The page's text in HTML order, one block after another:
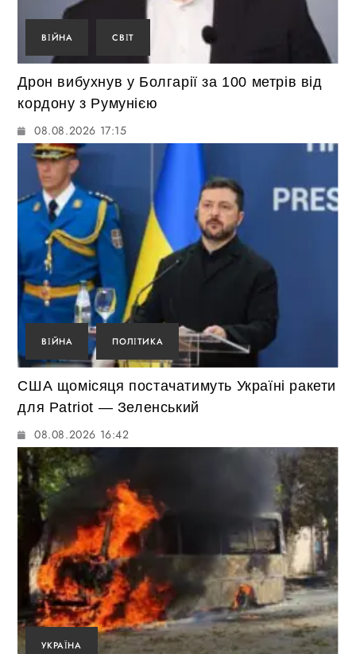
ВІЙНА СВІТ
Дрон вибухнув у Болгарії за 100 метрів від
кордону з Румунією
08.08.2026 17:15
ВІЙНА ПОЛІТИКА
США щомісяця постачатимуть Україні ракети
для Patriot — Зеленський
08.08.2026 16:42
УКРАЇНА